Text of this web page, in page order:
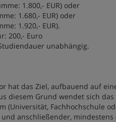
1.800,- EUR) oder
1.680,- EUR) oder
1.920,- EUR).
200,- Euro
unabhängig.
hat das Ziel, aufbauend auf
diesem Grund wendet sich das
(Universität, Fachhochschule
anschließender,